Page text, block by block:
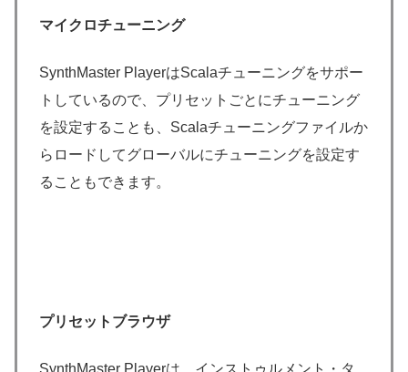
マイクロチューニング
SynthMaster PlayerはScalaチューニングをサポー
トしているので、プリセットごとにチューニング
を設定することも、Scalaチューニングファイルか
らロードしてグローバルにチューニングを設定す
ることもできます。
プリセットブラウザ
SynthMaster Playerは、インストゥルメント・タ